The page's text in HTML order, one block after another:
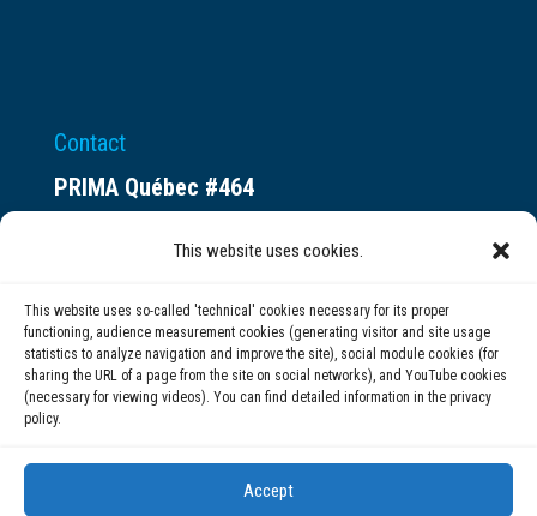
This website uses cookies.
This website uses so-called 'technical' cookies necessary for its proper
functioning, audience measurement cookies (generating visitor and site usage
statistics to analyze navigation and improve the site), social module cookies (for
sharing the URL of a page from the site on social networks), and YouTube cookies
(necessary for viewing videos). You can find detailed information in the privacy
policy.
Accept
Contact
PRIMA Québec #464
Montréal (QC) H3C 0B4
(514) 284-0211